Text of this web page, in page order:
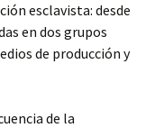
esclavista: desde
en dos grupos
de producción y
de la